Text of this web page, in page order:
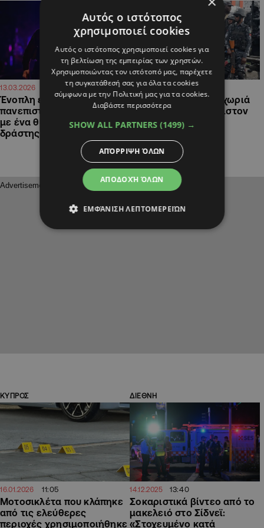
13.03.2026
Ένοπλη επίθεση σε
πανεπιστήμιο στη Βιρτζίνια
με ένα θύμα, νεκρός και ο
δράστης
15.02.2026 09:48
Ένοπλη επίθεση σε χωριά
στη Νιγηρία, τουλάχιστον
46 νεκροί
ΚΥΠΡΟΣ
16.01.2026 11:05
Μοτοσικλέτα που κλάπηκε
από τις ελεύθερες
περιοχές χρησιμοποιήθηκε
ΔΙΕΘΝΗ
14.12.2025 13:40
Σοκαριστικά βίντεο από το
μακελειό στο Σίδνεϊ:
«Στοχευμένο κατά
Αυτός ο ιστότοπος
χρησιμοποιεί cookies
Αυτός ο ιστότοπος χρησιμοποιεί cookies για
τη βελτίωση της εμπειρίας των χρηστών.
Χρησιμοποιώντας τον ιστότοπό μας, παρέχετε
τη συγκατάθεσή σας για όλα τα cookies
σύμφωνα με την Πολιτική μας για τα cookies.
Διαβάστε περισσότερα
SHOW ALL PARTNERS (1499) →
ΑΠΟΔΟΧΉ ΌΛΩΝ
ΑΠΌΡΡΙΨΗ ΌΛΩΝ
ΕΜΦΆΝΙΣΗ ΛΕΠΤΟΜΕΡΕΙΏΝ